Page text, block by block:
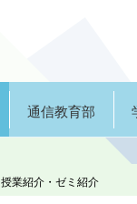
通信教育部
授業紹介・ゼミ紹介